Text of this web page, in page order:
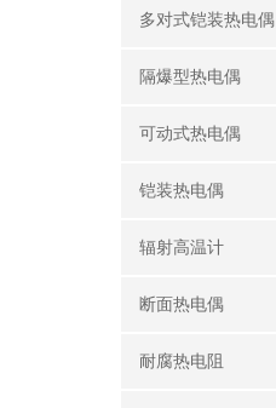
多对式铠装热电偶
隔爆型热电偶
可动式热电偶
铠装热电偶
辐射高温计
断面热电偶
耐腐热电阻